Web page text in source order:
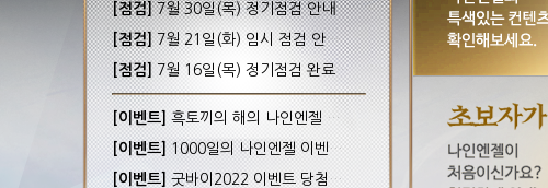
[점검]7월 30일(목) 정기점검 안내! (완료)
[점검]7월 21일(화) 임시 점검 안내! (완료)
[점검]
7월 16일(목) 정기점검 완료 안내!
[이벤트]
흑토끼의 해의 나인엔젤 이벤트 당첨자 안내
[이벤트] 1000일의 나인엔젤 이벤트 당첨자 안내
[이벤트]
굿바이2022 이벤트 당첨자 안내